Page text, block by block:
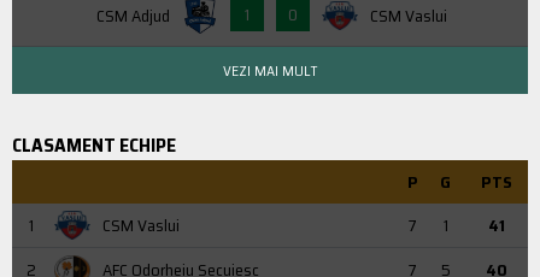
CSM Adjud
1
0 CSM Vaslui
VEZI MAI MULT
CLASAMENT ECHIPE
P G
PTS
1
CSM Vaslui 7 1
41
2
AFC Odorheiu Secuiesc 7 5 40